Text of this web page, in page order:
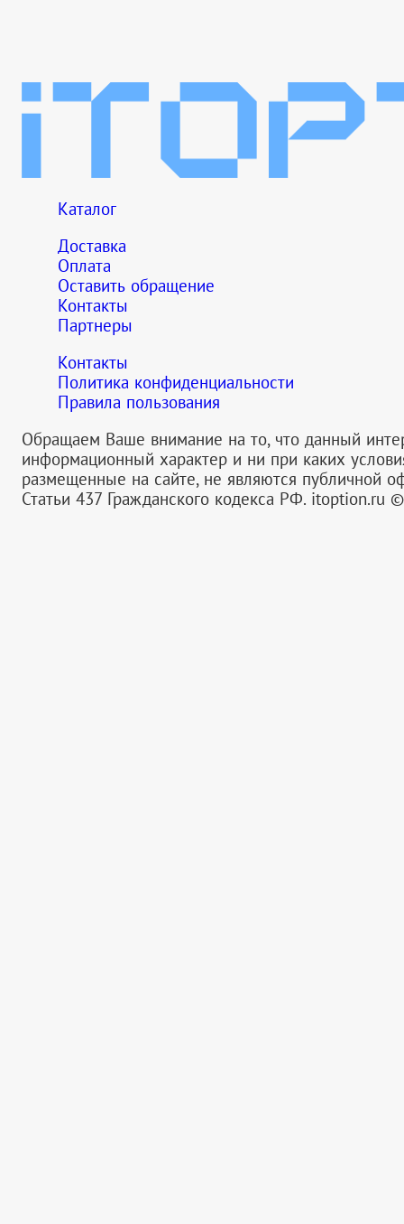
Каталог
Доставка
Оплата
Оставить обращение
Контакты
Партнеры
Контакты
Политика конфиденциальности
Правила пользования
Обращаем Ваше внимание на то, что данный
информационный характер и ни при каких
размещенные на сайте, не являются публичной
Статьи 437 Гражданского кодекса РФ. itoption.ru